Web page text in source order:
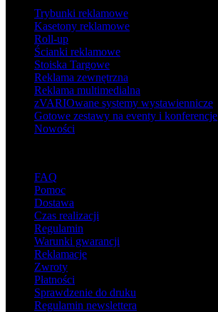
Trybunki reklamowe
Kasetony reklamowe
Roll-up
Ścianki reklamowe
Stoiska Targowe
Reklama zewnętrzna
Reklama multimedialna
zVARIOwane systemy wystawiennicze
Gotowe zestawy na eventy i konferencje
Nowości
FAQ
Pomoc
Dostawa
Czas realizacji
Regulamin
Warunki gwarancji
Reklamacje
Zwroty
Płatności
Sprawdzenie do druku
Regulamin newslettera